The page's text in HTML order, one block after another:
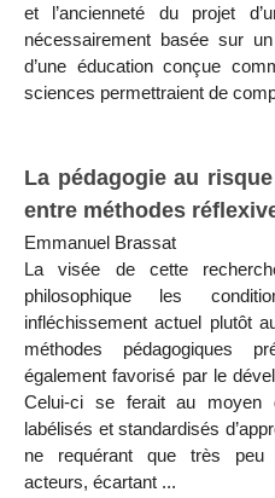
et l’ancienneté du projet
nécessairement basée sur
d’une éducation conçue
sciences permettraient de
La pédagogie au
entre méthodes
Emmanuel Brassat
La visée de cette
philosophique les
infléchissement actuel plutôt
méthodes pédagogiques
également favorisé par le
Celui-ci se ferait au moyen
labélisés et standardisés
ne requérant que très peu
acteurs, écartant ...